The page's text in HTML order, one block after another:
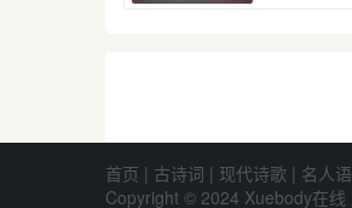
首页 | 古诗词 | 现代诗歌 | 名人
Copyright © 2024 Xuebody在线